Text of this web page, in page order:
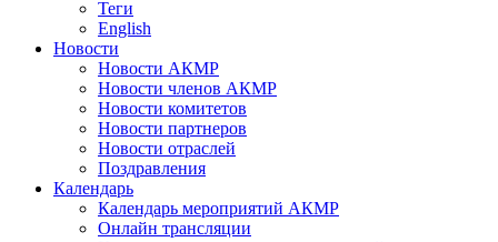
Теги
English
Новости
Новости АКМР
Новости членов АКМР
Новости комитетов
Новости партнеров
Новости отраслей
Поздравления
Календарь
Календарь мероприятий АКМР
Онлайн трансляции